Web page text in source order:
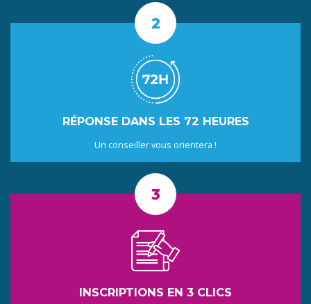
RÉPONSE DANS LES 72 HEURES
Un conseiller vous orientera !
INSCRIPTIONS EN 3 CLICS